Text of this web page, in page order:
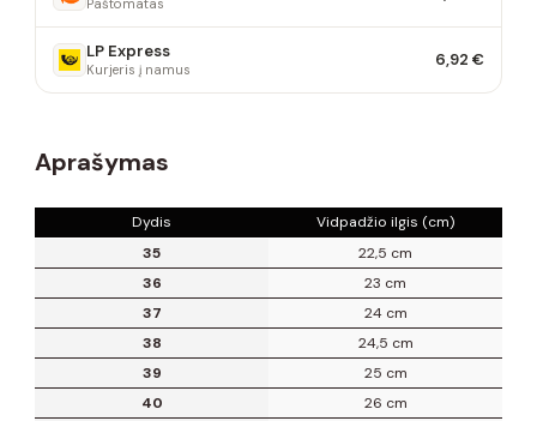
Paštomatas
LP Express
Kurjeris į namus 6,92 €
Aprašymas
Dydis
Vidpadžio ilgis (cm)
35
22,5 cm
36
23 cm
37
24 cm
38
24,5 cm
39
25 cm
40
26 cm